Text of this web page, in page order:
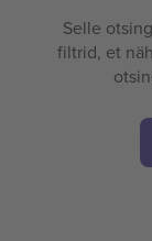
Selle
filtrid, et